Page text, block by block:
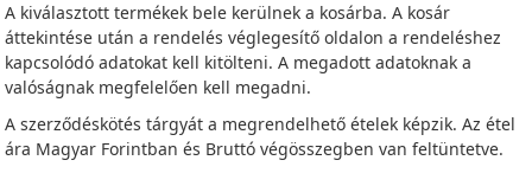
A kiválasztott termékek bele kerülnek a kosárba. A kosár
áttekintése után a rendelés véglegesítő oldalon a rendeléshez
kapcsolódó adatokat kell kitölteni. A megadott adatoknak a
valóságnak megfelelően kell megadni.
A szerződéskötés tárgyát a megrendelhető ételek képzik. Az étel
ára Magyar Forintban és Bruttó végösszegben van feltüntetve.